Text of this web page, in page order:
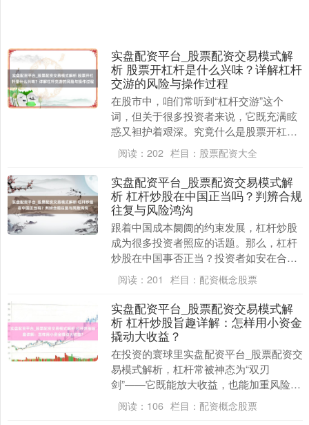
实盘配资平台_股票配资交易模式解
析 股票开杠杆是什么兴味？详解杠杆
交游的风险与操作过程
在股市中，咱们常听到“杠杆交游”这个
词，但关于很多投资者来说，它既充满眩
惑又袒护着艰深。究竟什么是股票开杠
杆？它奈何运作？又荫藏着哪些风险？本
文将为您全面领路杠....
阅读： 202 栏目： 股票配资大全
实盘配资平台_股票配资交易模式解
析 杠杆炒股在中国正当吗？判辨合规
往复与风险鸿沟
跟着中国成本阛阓的约束发展，杠杆炒股
成为很多投资者照应的话题。那么，杠杆
炒股在中国事否正当？投资者如安在合规
的框架内进行往复，同期有用惩办风险？
本文将对此进行久....
阅读： 201 栏目： 配资概念股票
实盘配资平台_股票配资交易模式解
析 杠杆炒股旨趣详解：怎样用小资金
撬动大收益？
在投资的寰球里实盘配资平台_股票配资交
易模式解析，杠杆常被神态为“双刃
剑”——它既能放大收益，也能加重风险。
涌现杠杆炒股的旨趣，是每个但愿以小博
大的投资者必须掌....
阅读： 106 栏目： 配资概念股票